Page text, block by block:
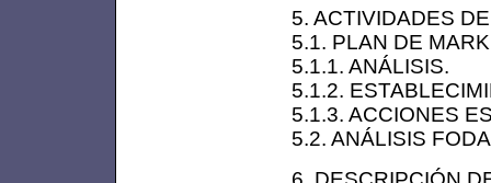
5. ACTIVIDADES
5.1. PLAN DE
5.1.1. ANÁLISIS.
5.1.2.
5.1.3. ACCIONES
5.2. ANÁLISIS